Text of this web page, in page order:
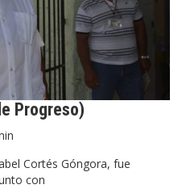
Progreso)
Cortés Góngora, fue
con